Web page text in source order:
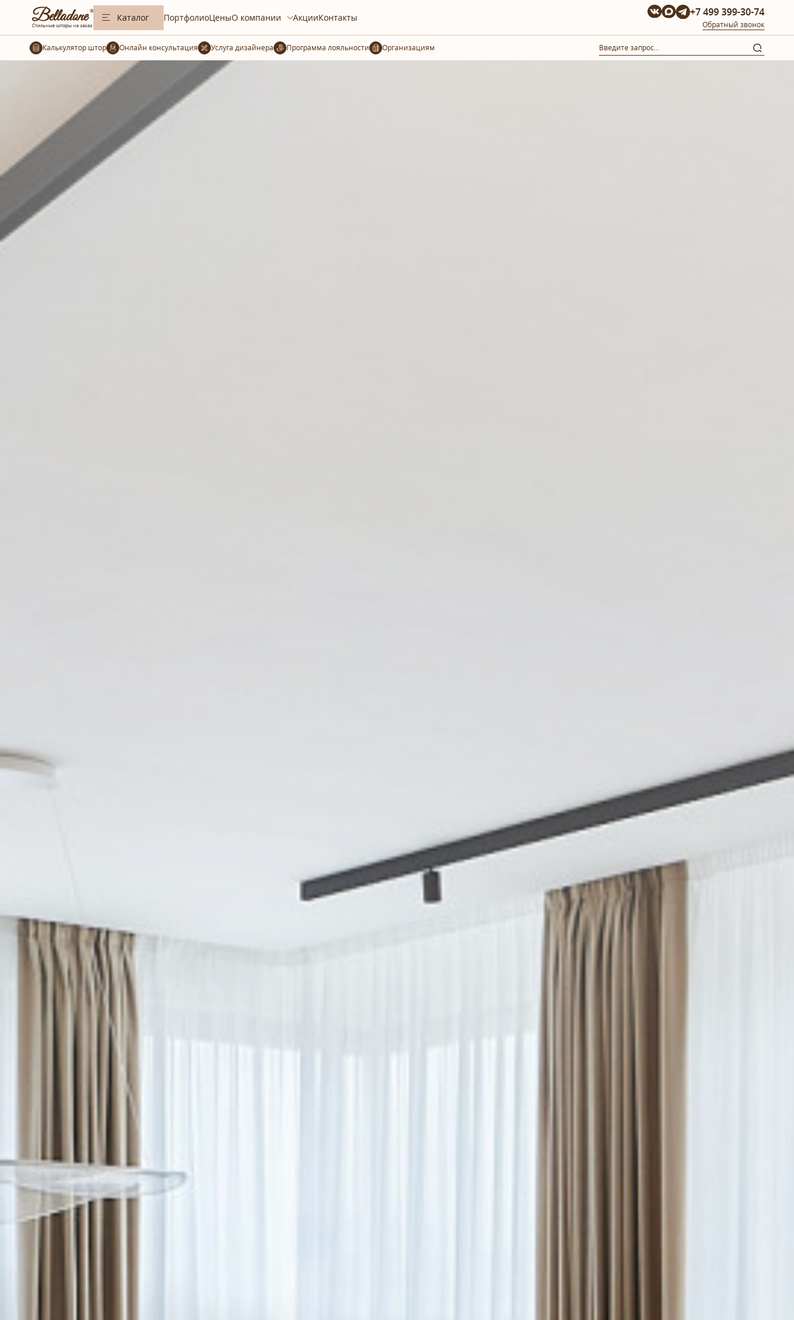
Каталог ПортфолиоЦеныО компании АкцииКонтакты +7 499 399-30-74
Обратный звонок
Калькулятор штор Услуга дизайнера Организациям